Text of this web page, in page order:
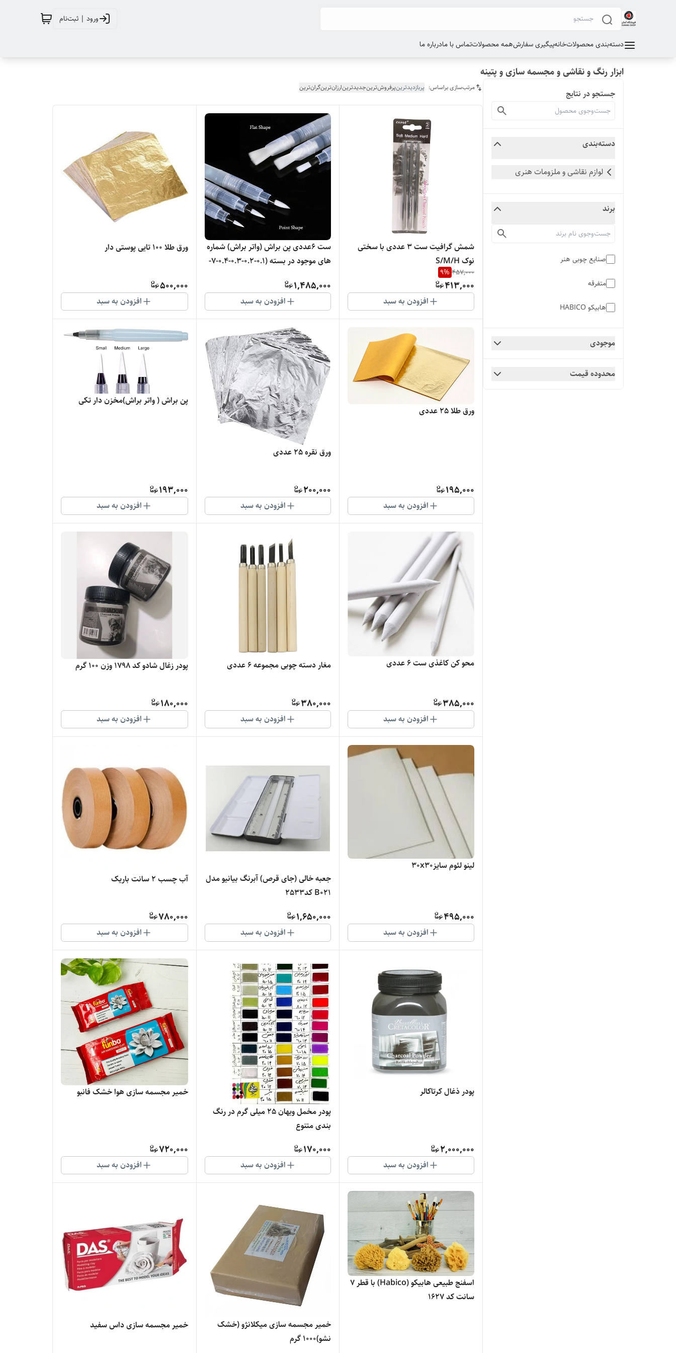
ورود | ثبت‌نام
دسته‌بندی محصولاتخانهپیگیری سفارشهمه محصولاتتماس با مادرباره ما
ابزار رنگ و نقاشی و مجسمه سازی و پتینه
جستجو در نتایج
دسته‌بندی
لوازم نقاشی و ملزومات هنری
برند
صنایع چوبی هنر
متفرقه
هابیکو HABICO
موجودی
محدوده قیمت
مرتب‌سازی براساس: پربازدیدترینپرفروش‌ترینجدیدترینارزان‌ترینگران‌ترین
شمش گرافیت ست 3 عددی با سختی
نوک S/M/H
457,000
9%
413,000
افزودن به سبد
ست 6عددی پن براش (واتر براش) شماره
های موجود در بسته (0.1-0.2-0.3-0.4-7-
1,485,000
افزودن به سبد
ورق طلا 100 تایی پوستی دار
500,000
افزودن به سبد
ورق طلا 25 عددی
195,000
افزودن به سبد
ورق نقره 25 عددی
200,000
افزودن به سبد
پن براش ( واتر براش)مخزن دار تکی
193,000
افزودن به سبد
محو کن کاغذی ست 6 عددی
385,000
افزودن به سبد
مغار دسته چوبی مجموعه 6 عددی
380,000
افزودن به سبد
پودر زغال شادو کد 1798 وزن 100 گرم
180,000
افزودن به سبد
لینو لئوم سایز30x30
495,000
افزودن به سبد
جعبه خالی (جای قرص) آبرنگ بیانیو مدل
B021 کد2533
1,650,000
افزودن به سبد
آب چسب 2 سانت باریک
780,000
افزودن به سبد
پودر ذغال کرتاکالر
2,000,000
افزودن به سبد
پودر مخمل ویهان 25 میلی گرم در رنگ
بندی متنوع
170,000
افزودن به سبد
خمیر مجسمه سازی هوا خشک فانبو
720,000
افزودن به سبد
اسفنج طبیعی هابیکو (Habico) با قطر 7
سانت کد 1627
خمیر مجسمه سازی میکلانژو (خشک
نشو)1000 گرم
خمیر مجسمه سازی داس سفید